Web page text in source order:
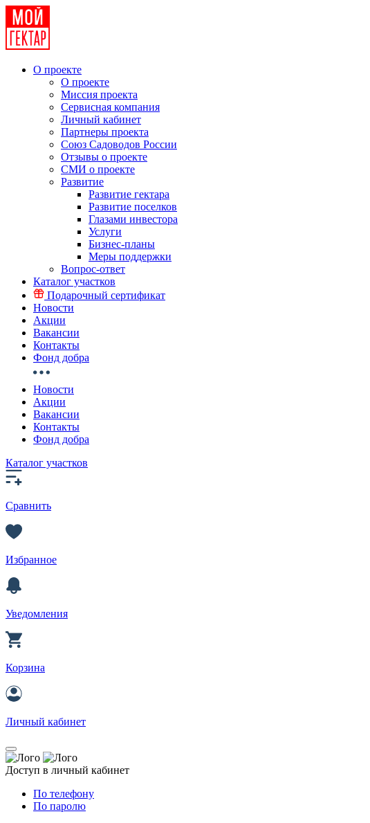
О проекте
О проекте
Миссия проекта
Сервисная компания
Личный кабинет
Партнеры проекта
Союз Садоводов России
Отзывы о проекте
СМИ о проекте
Развитие
Развитие гектара
Развитие поселков
Глазами инвестора
Услуги
Бизнес-планы
Меры поддержки
Вопрос-ответ
Каталог участков
Подарочный сертификат
Новости
Акции
Вакансии
Контакты
Фонд добра
Новости
Акции
Вакансии
Контакты
Фонд добра
Каталог участков
Сравнить
Избранное
Уведомления
Корзина
Личный кабинет
Доступ в личный кабинет
По телефону
По паролю